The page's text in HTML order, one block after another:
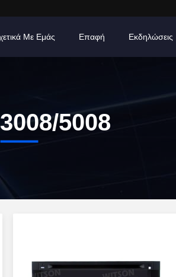
Με Εμάς Επαφή Εκδηλώσεις
5008